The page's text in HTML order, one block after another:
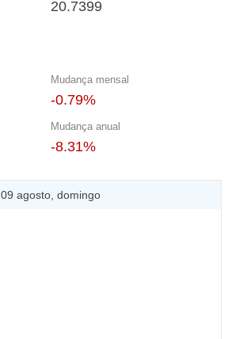
20.7399
Mudança mensal
-0.79%
Mudança anual
-8.31%
09 agosto, domingo